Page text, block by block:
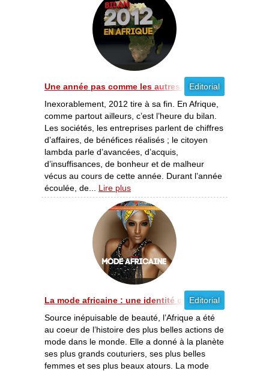
Editorial
Une année pas comme les autres [12/2012]
Inexorablement, 2012 tire à sa fin. En Afrique,
comme partout ailleurs, c’est l’heure du bilan.
Les sociétés, les entreprises parlent de chiffres
d’affaires, de bénéfices réalisés ; le citoyen
lambda parle d’avancées, d’acquis,
d’insuffisances, de bonheur et de malheur
vécus au cours de cette année. Durant l’année
écoulée, de... Lire plus
Editorial
La mode africaine : une identité culturelle [11/2012]
Source inépuisable de beauté, l’Afrique a été
au coeur de l’histoire des plus belles actions de
mode dans le monde. Elle a donné à la planète
ses plus grands couturiers, ses plus belles
femmes et ses plus beaux atours. La mode